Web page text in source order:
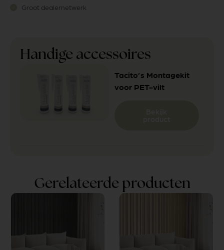
Groot dealernetwerk
Handige accessoires
Tacito’s Montagekit
voor PET-vilt
Gerelateerde producten